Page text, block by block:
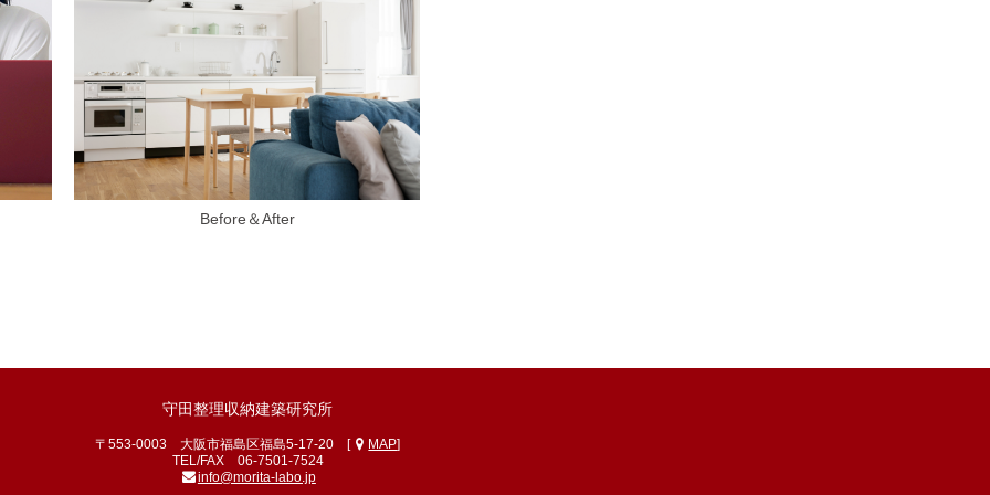
Before＆After
守田整理収納建築研究所
〒553-0003 大阪市福島区福島5-17-20 [ MAP]
TEL/FAX 06-7501-7524
info@morita-labo.jp